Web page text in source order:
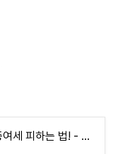
가족끼리 전세금-거래 증여세 피하는 법! - money-health